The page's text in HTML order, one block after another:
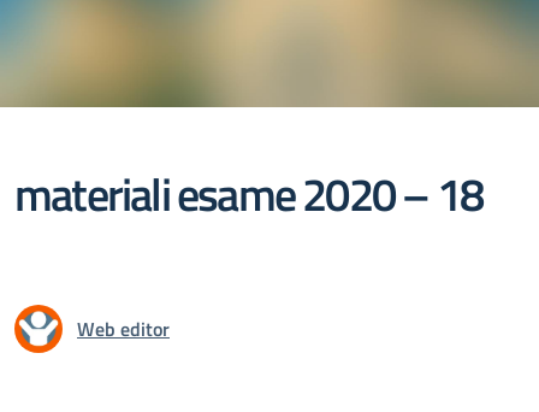
materiali esame 2020 – 18
Web editor